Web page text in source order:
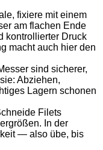
fixiere mit einem
am flachen Ende
kontrollierter Druck
macht auch hier den
sind sicherer,
Abziehen,
Lagern schonen
Filets
In der
— also übe, bis